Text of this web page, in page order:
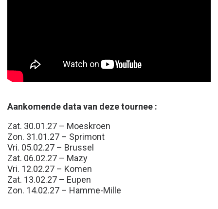
Aankomende data van deze tournee :
Zat. 30.01.27 – Moeskroen
Zon. 31.01.27 – Sprimont
Vri. 05.02.27 – Brussel
Zat. 06.02.27 – Mazy
Vri. 12.02.27 – Komen
Zat. 13.02.27 – Eupen
Zon. 14.02.27 – Hamme-Mille